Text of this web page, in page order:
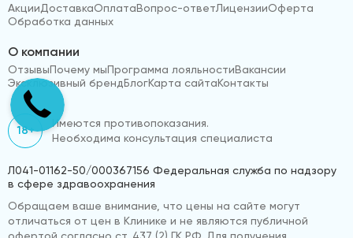
АкцииДоставкаОплатаВопрос-ответЛицензииОферта
Обработка данных
О компании
ОтзывыПочему мыПрограмма лояльностиВакансии
Эксклюзивный брендБлогКарта сайтаКонтакты
18+
Имеются противопоказания.
Необходима консультация специалиста
Л041-01162-50/000367156 Федеральная служба по надзору
в сфере здравоохранения
Обращаем ваше внимание, что цены на сайте могут
отличаться от цен в Клинике и не являются публичной
офертой согласно ст. 437 (2) ГК РФ. Для получения